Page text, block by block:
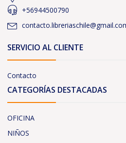
+56944500790
SERVICIO AL CLIENTE
Contacto
CATEGORÍAS DESTACADAS
OFICINA
NIÑOS